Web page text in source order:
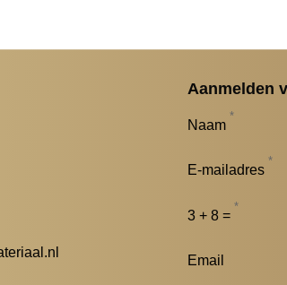
Aanmelden
Naam
*
E-mailadres
*
3 + 8 =
*
Email